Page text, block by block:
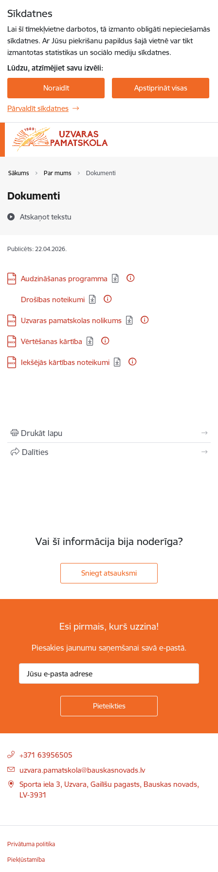
Sīkdatnes
Lai šī tīmekļvietne darbotos, tā izmanto obligāti nepieciešamās
sīkdatnes. Ar Jūsu piekrišanu papildus šajā vietnē var tikt
izmantotas statistikas un sociālo mediju sīkdatnes.
Lūdzu, atzīmējiet savu izvēli:
Noraidīt Apstiprināt visas
Pārvaldīt sīkdatnes
Sākums Par mums Dokumenti
Dokumenti
Atskaņot tekstu
Publicēts: 22.04.2026.
Lejupielādēt:
Audzināšanas programma
Lejupielādēt:
Drošības noteikumi
Lejupielādēt:
Uzvaras pamatskolas nolikums
Lejupielādēt:
Vērtēšanas kārtība
Lejupielādēt:
Iekšējās kārtības noteikumi
Drukāt lapu
Dalīties
Vai šī informācija bija noderīga?
Sniegt atsauksmi
Esi pirmais, kurš uzzina!
Piesakies jaunumu saņemšanai savā e-pastā.
+371 63956505
uzvara.pamatskola@bauskasnovads.lv
Sporta iela 3, Uzvara, Gailīšu pagasts, Bauskas novads,
LV-3931
Privātuma politika
Piekļūstamība